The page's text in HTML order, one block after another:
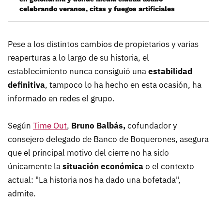
celebrando veranos, citas y fuegos artificiales
Pese a los distintos cambios de propietarios y varias
reaperturas a lo largo de su historia, el
establecimiento nunca consiguió unaestabilidad
definitiva, tampoco lo ha hecho en esta ocasión, ha
informado en redes el grupo.
Según Time Out, Bruno Balbás,cofundador y
consejero delegado de Banco de Boquerones, asegura
que el principal motivo del cierre no ha sido
únicamente lasituación económicao el contexto
actual: "La historia nos ha dado una bofetada",
admite.